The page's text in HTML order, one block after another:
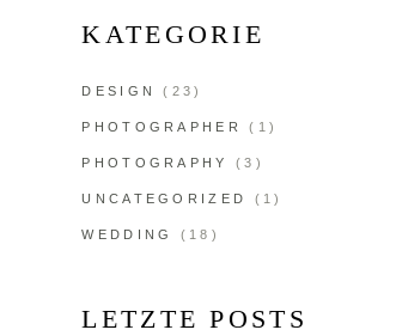
KATEGORIE
DESIGN (23)
PHOTOGRAPHER (1)
PHOTOGRAPHY (3)
UNCATEGORIZED (1)
WEDDING (18)
LETZTE POSTS